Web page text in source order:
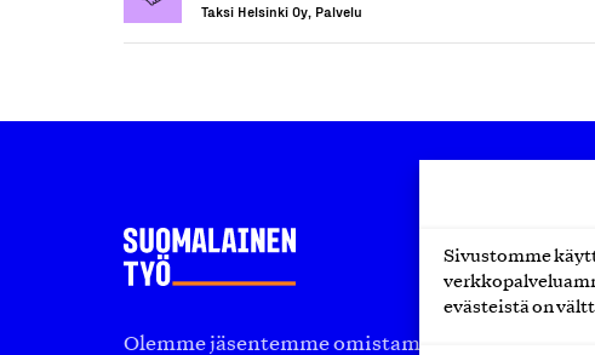
Sivustomme
evästeistä on
Taksi Helsinki Oy, Palvelu
Olemme jäsentemme omistama puolueeton,